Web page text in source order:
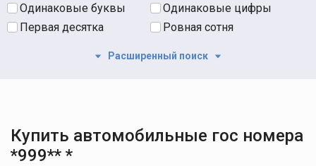
Одинаковые буквы
Одинаковые цифры
Первая десятка
Ровная сотня
Расширенный поиск
Купить автомобильные гос номера
*999** *